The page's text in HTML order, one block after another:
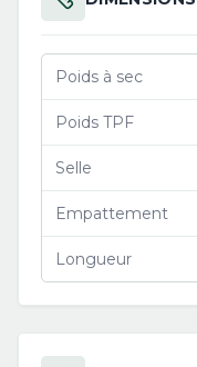
Poids à sec
Poids TPF
Selle
Empattement
Longueur